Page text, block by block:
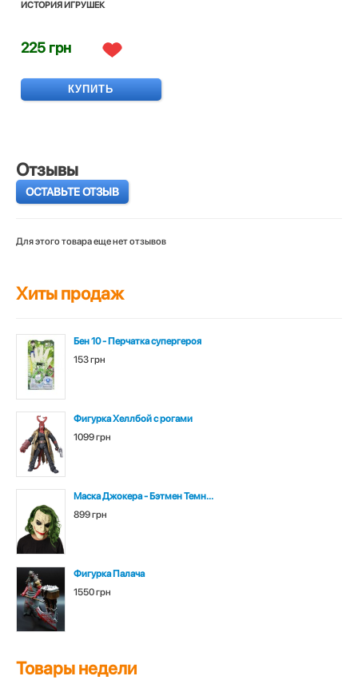
ИСТОРИЯ ИГРУШЕК
225 грн
КУПИТЬ
Отзывы
ОСТАВЬТЕ ОТЗЫВ
Для этого товара еще нет отзывов
Хиты продаж
Бен 10 - Перчатка супергероя
153 грн
Фигурка Хеллбой с рогами
1099 грн
Маска Джокера - Бэтмен Темн...
899 грн
Фигурка Палача
1550 грн
Товары недели